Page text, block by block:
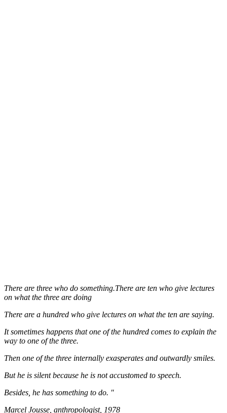
There are three who do something.There are ten who give lectures
on what the three are doing
There are a hundred who give lectures on what the ten are saying.
It sometimes happens that one of the hundred comes to explain the
way to one of the three.
Then one of the three internally exasperates and outwardly smiles.
But he is silent because he is not accustomed to speech.
Besides, he has something to do. "
Marcel Jousse, anthropologist, 1978